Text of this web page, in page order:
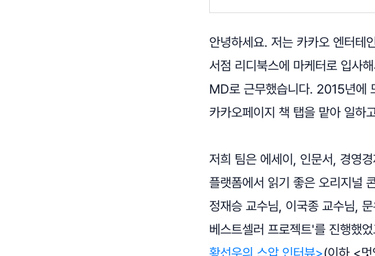
안녕하세요. 저는 카카오 엔터테
서점 리디북스에 마케터로 입사
MD로 근무했습니다. 2015년에
카카오페이지 책 탭을 맡아 일하
저희 팀은 에세이, 인문서, 경영
플랫폼에서 읽기 좋은 오리지널
정재승 교수님, 이국종 교수님,
베스트셀러 프로젝트'를 진행했
황선우의 스압 인터뷰>(이하 <